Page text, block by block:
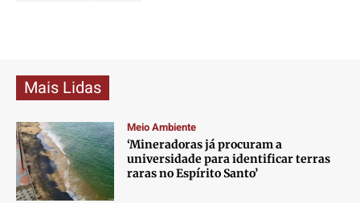
Mais Lidas
Meio Ambiente
‘Mineradoras já procuram a
universidade para identificar terras
raras no Espírito Santo’